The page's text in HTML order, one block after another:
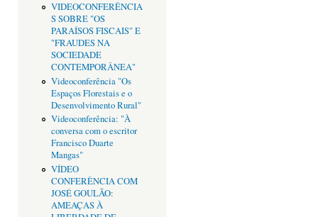
VIDEOCONFERÊNCIA
S SOBRE "OS
PARAÍSOS FISCAIS" E
"FRAUDES NA
SOCIEDADE
CONTEMPORÂNEA"
Videoconferência "Os
Espaços Florestais e o
Desenvolvimento Rural"
Videoconferência: "À
conversa com o escritor
Francisco Duarte
Mangas"
VÍDEO
CONFERÊNCIA COM
JOSÉ GOULÃO:
AMEAÇAS À